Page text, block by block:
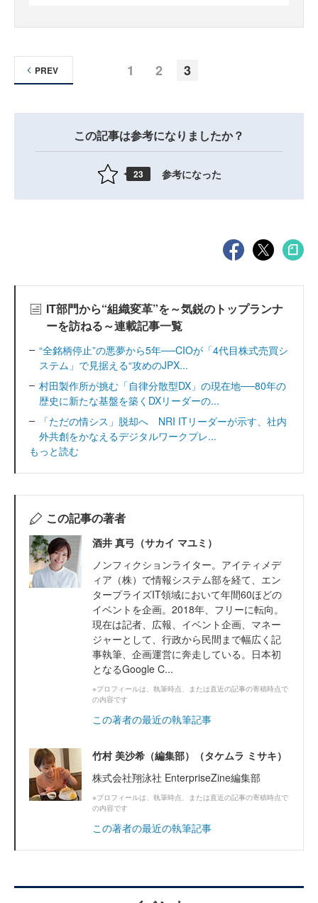
1 2 3
PREV
この記事は参考になりましたか？
23 参考になった
IT部門から“組織変革”を～気鋭のトップランナ
ーを訪ねる～連載記事一覧
“全銘柄停止”の悪夢から5年──CIOが「4代目株式売買シ
ステム」で見据える“攻めのJPX...
村田製作所が挑む「自律分散型DX」の現在地──80年の
歴史に新たな基盤を築くDXリーダーの...
「ただの情シス」脱却へ NRI ITリーダーが示す、社内
外共創をかなえるデジタルワークプレ...
もっと読む
この記事の著者
酒井 真弓（サカイ マユミ）
ノンフィクションライター。アイティメデ
ィア（株）で情報システム部を経て、エン
タープライズIT領域において年間60ほどの
イベントを企画。2018年、フリーに転向。
現在は記者、広報、イベント企画、マネー
ジャーとして、行政から民間まで幅広く記
事執筆、企画運営に奔走している。日本初
となるGoogle C...
※プロフィールは、執筆時点、または直近の記事の寄稿時点で
の内容です
この著者の最近の執筆記事
竹村 美沙希（編集部）（タケムラ ミサキ）
株式会社翔泳社 EnterpriseZine編集部
※プロフィールは、執筆時点、または直近の記事の寄稿時点で
の内容です
この著者の最近の執筆記事